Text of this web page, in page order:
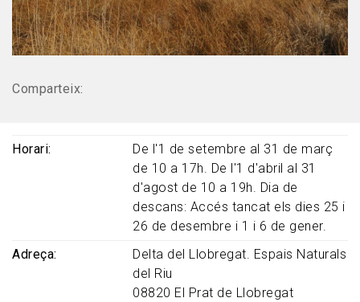
Comparteix:
Horari
De l'1 de setembre al 31 de març
de 10 a 17h. De l'1 d'abril al 31
d'agost de 10 a 19h. Dia de
descans: Accés tancat els dies 25 i
26 de desembre i 1 i 6 de gener.
Adreça
Delta del Llobregat. Espais Naturals
del Riu
08820 El Prat de Llobregat